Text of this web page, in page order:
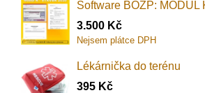
Software BOZP: MODUL
3.500 Kč
Nejsem plátce DPH
Lékárnička do terénu
395 Kč